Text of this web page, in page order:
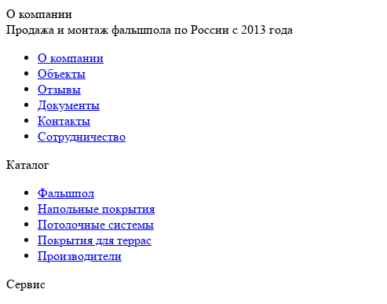
О компании
Продажа и монтаж фальшпола по России с 2013 года
О компании
Объекты
Отзывы
Документы
Контакты
Сотрудничество
Каталог
Фальшпол
Напольные покрытия
Потолочные системы
Покрытия для террас
Производители
Сервис